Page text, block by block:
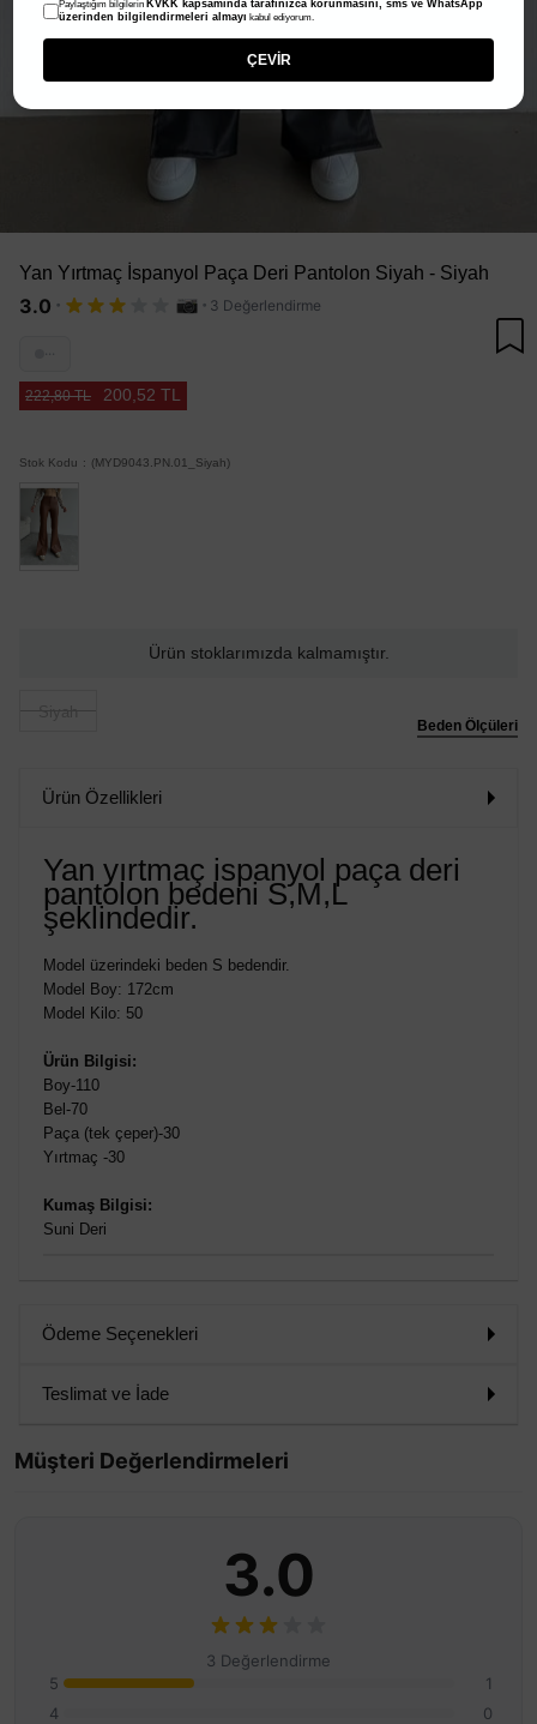
Yan Yırtmaç İspanyol Paça Deri Pantolon Siyah - Siyah
3.0 · · 3 Değerlendirme
222,80 TL 200,52 TL
Stok Kodu (MYD9043.PN.01_Siyah)
Ürün stoklarımızda kalmamıştır.
Beden Ölçüleri
Ürün Özellikleri
Yan yırtmaç ispanyol paça deri
pantolon bedeni S,M,L
şeklindedir.
Model üzerindeki beden S bedendir.
Model Boy: 172cm
Model Kilo: 50
Ürün Bilgisi:
Boy-110
Bel-70
Paça (tek çeper)-30
Yırtmaç -30
Kumaş Bilgisi:
Suni Deri
Ödeme Seçenekleri
Teslimat ve İade
Müşteri Değerlendirmeleri
3.0
3 Değerlendirme
5
1
4
0
Paylaştığım bilgilerin KVKK kapsamında tarafınızca korunmasını, sms ve WhatsApp
üzerinden bilgilendirmeleri almayı kabul ediyorum.
ÇEVİR